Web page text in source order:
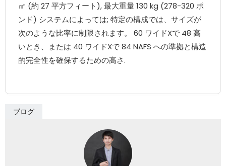
㎡ (約 27 平方フィート), 最大重量 130 kg (278-320 ポ
ンド) システムによっては; 特定の構成では、サイズが
次のような比率に制限されます。 60 ワイドXで 48 高
いとき、または 40 ワイドXで 84 NAFS への準拠と構造
的完全性を確保するための高さ.
ブログ